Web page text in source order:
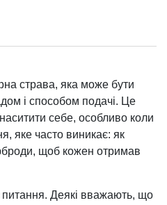
страва, яка може бути
і способом подачі. Це
себе, особливо коли
яке часто виникає: як
щоб кожен отримав
питання. Деякі вважають, що